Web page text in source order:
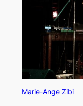
Marie-Ange Zibi